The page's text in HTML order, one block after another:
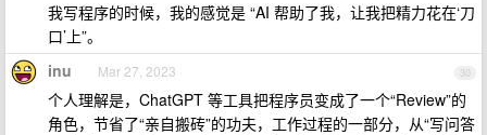
我写程序的时候，我的感觉是 “AI 帮助了我，让我把精力花在‘刀
口’上”。
30
inu Mar 27, 2023
个人理解是，ChatGPT 等工具把程序员变成了一个“Review”的
角色，节省了“亲自搬砖”的功夫，工作过程的一部分，从“写问答